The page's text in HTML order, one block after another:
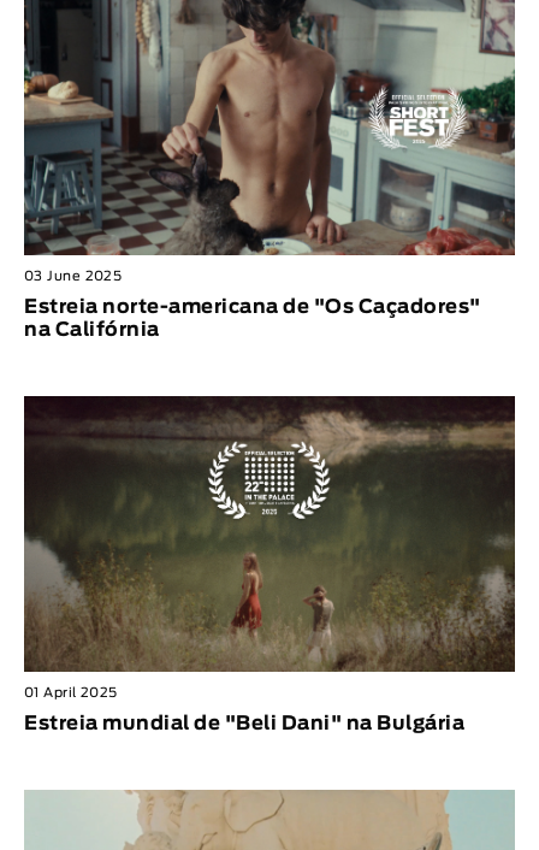
03 June 2025
Estreia norte-americana de "Os Caçadores"
na Califórnia
01 April 2025
Estreia mundial de "Beli Dani" na Bulgária